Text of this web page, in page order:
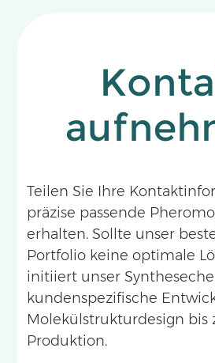
Teilen Sie Ihre
präzise passende
erhalten. Sollte unser
Portfolio keine optimale
initiiert unser
kundenspezifische
Molekülstrukturdesign bis
Produktion.